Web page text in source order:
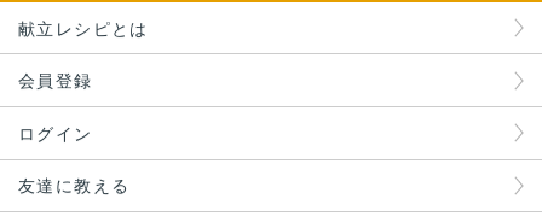
献立レシピとは
会員登録
ログイン
友達に教える